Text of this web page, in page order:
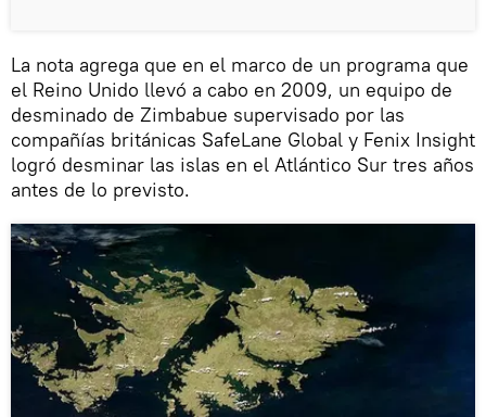
La nota agrega que en el marco de un programa que
el Reino Unido llevó a cabo en 2009, un equipo de
desminado de Zimbabue supervisado por las
compañías británicas SafeLane Global y Fenix Insight
logró desminar las islas en el Atlántico Sur tres años
antes de lo previsto.